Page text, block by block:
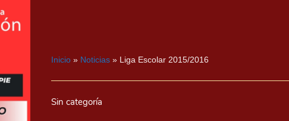
Inicio » Noticias » Liga Escolar 2015/2016
Sin categoría